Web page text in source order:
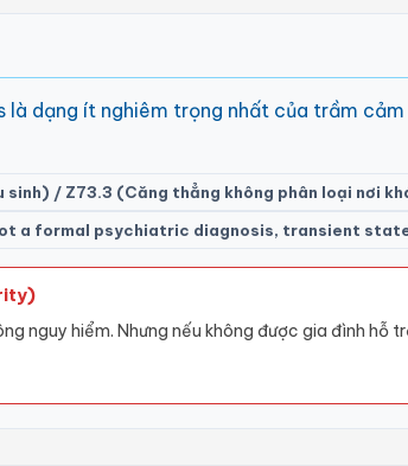
là dạng ít nghiêm trọng nhất của trầm
sinh) / Z73.3 (Căng thẳng không phân loại nơi
a formal psychiatric diagnosis, transient
nguy hiểm. Nhưng nếu không được gia đình